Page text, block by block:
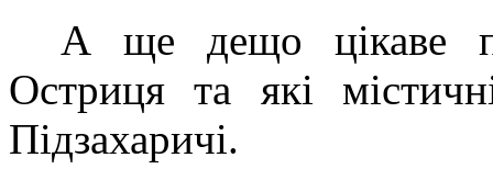
А ще дещо цікаве
Остриця та які
Підзахаричі.